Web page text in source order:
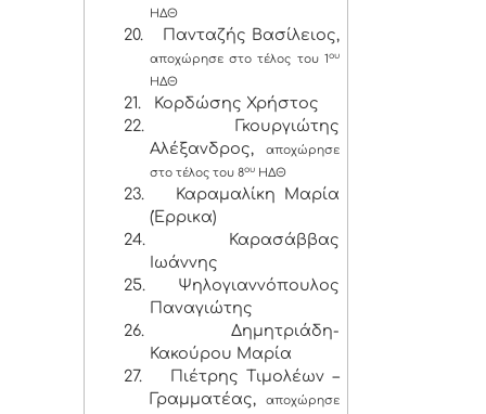
ΗΔΘ
20. Πανταζής Βασίλειος,
αποχώρησε στο τέλος του 1 ου
ΗΔΘ
21.
Κορδώσης Χρήστος
22.
Γκουργιώτης
Αλέξανδρος,
αποχώρησε
στο τέλος του 8ουΗΔΘ
23.
Καραμαλίκη Μαρία
(Έρρικα)
24.
Καρασάββας
Ιωάννης
25.
Ψηλογιαννόπουλος
Παναγιώτης
26.
Δημητριάδη-
Κακούρου Μαρία
27.
Πιέτρης Τιμολέων –
Γραμματέας,
αποχώρησε